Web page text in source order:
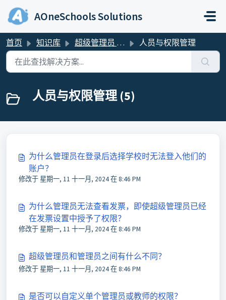
跳过至主要内容
AOneSchools Solutions
首页 知识库 超级管理员 & 管理员 人员与权限管理
人员与权限管理 (5)
为什么管理员在登录后选择学校时无法登入他们的
账户？
修改于 星期一, 11 十一月, 2024 在 8:46 PM
为什么管理员无法查看发票，即使超级管理员已经
在发票设置中授予了权限？
修改于 星期一, 11 十一月, 2024 在 8:46 PM
超级管理员和管理员之间有什么不同？
修改于 星期一, 11 十一月, 2024 在 8:46 PM
是否可以自定义单个管理员或教师的权限？